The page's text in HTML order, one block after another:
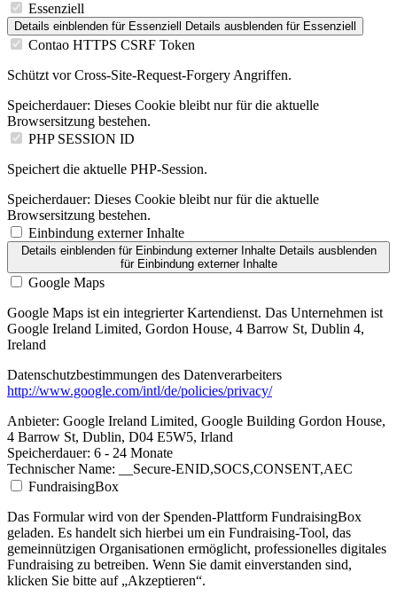
Essenziell
Details einblenden für Essenziell Details ausblenden für Essenziell
Contao HTTPS CSRF Token
Schützt vor Cross-Site-Request-Forgery Angriffen.
Speicherdauer: Dieses Cookie bleibt nur für die aktuelle
Browsersitzung bestehen.
PHP SESSION ID
Speichert die aktuelle PHP-Session.
Speicherdauer: Dieses Cookie bleibt nur für die aktuelle
Browsersitzung bestehen.
Einbindung externer Inhalte
Details einblendenfür Einbindung externer Inhalte Details ausblenden
für Einbindung externer Inhalte
Google Maps
Google Maps ist ein integrierter Kartendienst. Das Unternehmen ist
Google Ireland Limited, Gordon House, 4 Barrow St, Dublin 4,
Ireland
Datenschutzbestimmungen des Datenverarbeiters
http://www.google.com/intl/de/policies/privacy/
Anbieter: Google Ireland Limited, Google Building Gordon House,
4 Barrow St, Dublin, D04 E5W5, Irland
Speicherdauer: 6 - 24 Monate
Technischer Name: __Secure-ENID,SOCS,CONSENT,AEC
FundraisingBox
Das Formular wird von der Spenden-Plattform FundraisingBox
geladen. Es handelt sich hierbei um ein Fundraising-Tool, das
gemeinnützigen Organisationen ermöglicht, professionelles digitales
Fundraising zu betreiben. Wenn Sie damit einverstanden sind,
klicken Sie bitte auf „Akzeptieren“.